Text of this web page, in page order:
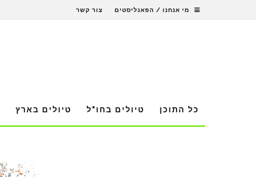
מי אנחנו / הפאנליסטים צור קשר
כל התוכן טיולים בחו"ל טיולים בארץ